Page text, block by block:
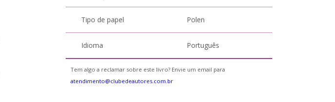
Tipo de papel Polen
Idioma Português
Tem algo a reclamar sobre este livro? Envie um email para
atendimento@clubedeautores.com.br